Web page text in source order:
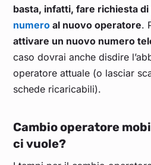
basta, infatti, fare richiesta di
numero al nuovo operatore.
attivare un nuovo numero
caso dovrai anche disdire
operatore attuale (o lasciar
schede ricaricabili).
Cambio operatore
ci vuole?